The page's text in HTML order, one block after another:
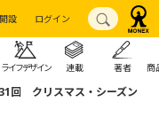
設 ログイン
ライフデザイン 連載 著者 商
回 クリスマス・シーズン